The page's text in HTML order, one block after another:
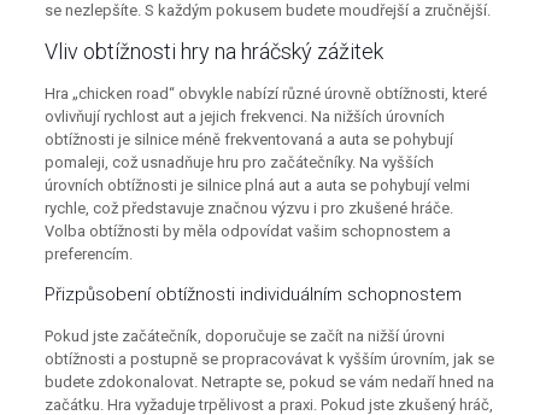
se nezlepšíte. S každým pokusem budete moudřejší a zručnější.
Vliv obtížnosti hry na hráčský zážitek
Hra „chicken road“ obvykle nabízí různé úrovně obtížnosti, které
ovlivňují rychlost aut a jejich frekvenci. Na nižších úrovních
obtížnosti je silnice méně frekventovaná a auta se pohybují
pomaleji, což usnadňuje hru pro začátečníky. Na vyšších
úrovních obtížnosti je silnice plná aut a auta se pohybují velmi
rychle, což představuje značnou výzvu i pro zkušené hráče.
Volba obtížnosti by měla odpovídat vašim schopnostem a
preferencím.
Přizpůsobení obtížnosti individuálním schopnostem
Pokud jste začátečník, doporučuje se začít na nižší úrovni
obtížnosti a postupně se propracovávat k vyšším úrovním, jak se
budete zdokonalovat. Netrapte se, pokud se vám nedaří hned na
začátku. Hra vyžaduje trpělivost a praxi. Pokud jste zkušený hráč,